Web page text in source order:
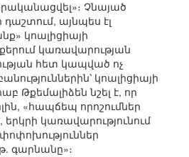
Չնայած
այնպես էլ
կոալիցիայի
կառավարության
հետ կապված ոչ
կոալիցիայի
Թքեմալիձեն նշել է, որ
«հապճեպ որոշումներ
երկրի կառավարությունում
գարնանը»։